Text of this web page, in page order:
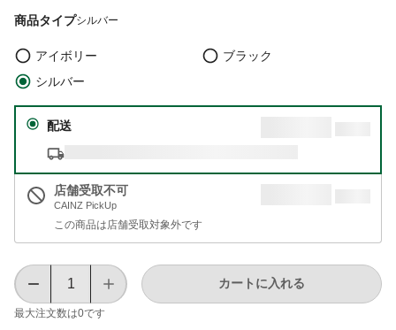
商品タイプシルバー
アイボリー
ブラック
シルバー
配送
店舗受取不可
CAINZ PickUp
この商品は店舗受取対象外です
最大注文数は0です
カートに入れる